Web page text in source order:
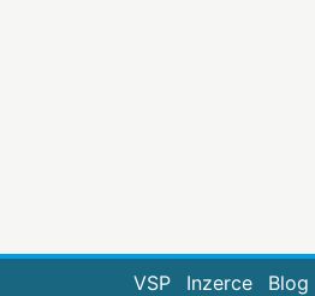
VSP Inzerce Blog